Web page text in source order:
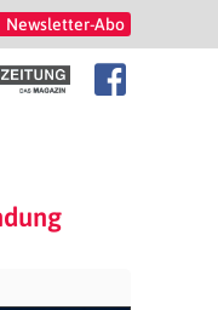
Newsletter-Abo